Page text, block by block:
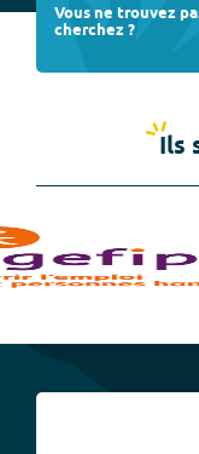
Vous ne trouvez
cherchez ?
Ils